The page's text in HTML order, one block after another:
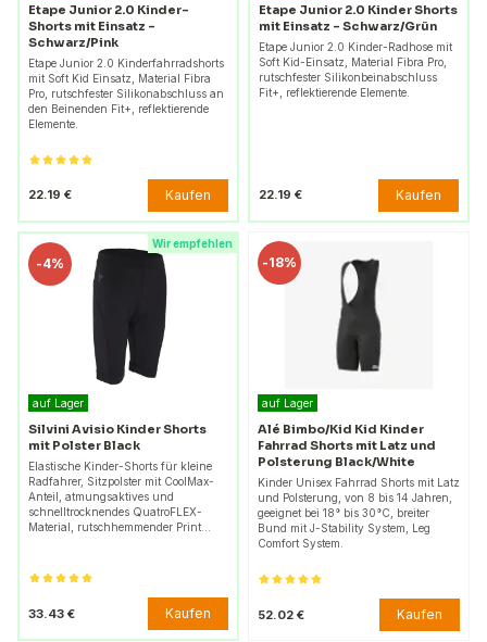
Etape Junior 2.0 Kinder-
Shorts mit Einsatz –
Schwarz/Pink
Etape Junior 2.0 Kinderfahrradshorts
mit Soft Kid Einsatz, Material Fibra
Pro, rutschfester Silikonabschluss an
den Beinenden Fit+, reflektierende
Elemente.
22.19 € Kaufen
Etape Junior 2.0 Kinder Shorts
mit Einsatz – Schwarz/Grün
Etape Junior 2.0 Kinder-Radhose mit
Soft Kid-Einsatz, Material Fibra Pro,
rutschfester Silikonbeinabschluss
Fit+, reflektierende Elemente.
22.19 € Kaufen
Wir empfehlen
-4%
auf Lager
Silvini Avisio Kinder Shorts
mit Polster Black
Elastische Kinder-Shorts für kleine
Radfahrer, Sitzpolster mit CoolMax-
Anteil, atmungsaktives und
schnelltrocknendes QuatroFLEX-
Material, rutschhemmender Print…
33.43 € Kaufen
-18%
auf Lager
Alé Bimbo/Kid Kid Kinder
Fahrrad Shorts mit Latz und
Polsterung Black/White
Kinder Unisex Fahrrad Shorts mit Latz
und Polsterung, von 8 bis 14 Jahren,
geeignet bei 18° bis 30°C, breiter
Bund mit J-Stability System, Leg
Comfort System.
52.02 € Kaufen